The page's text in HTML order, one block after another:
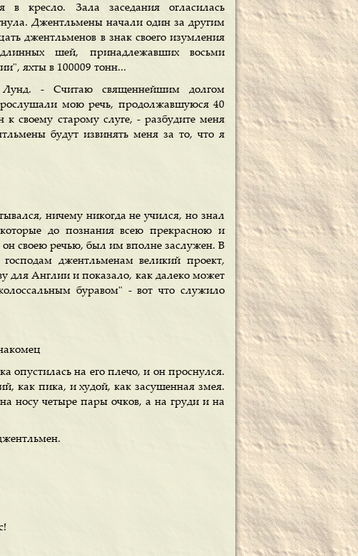
в кресло. Зала заседания огласилась
Джентльмены начали один за другим
джентльменов в знак своего изумления
шей, принадлежавших восьми
яхты в 100009 тонн...
- Считаю священнейшим долгом
мою речь, продолжавшуюся 40
своему старому слуге, - разбудите меня
будут извинять меня за то, что я
ничему никогда не учился, но знал
до познания всею прекрасною и
он своею речью, был им вполне заслужен. В
джентльменам великий проект,
для Англии и показало, как далеко может
буравом" - вот что служило
опустилась на его плечо, и он проснулся.
как пика, и худой, как засушенная змея.
носу четыре пары очков, а на груди и на